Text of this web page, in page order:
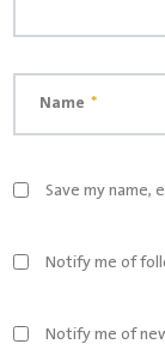
Name *
Save my name,
Notify me of
Notify me of